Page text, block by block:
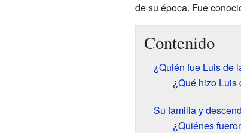
de su época. Fue
Contenido
¿Quién fue Luis de
¿Qué hizo Luis
Su familia y
¿Quiénes